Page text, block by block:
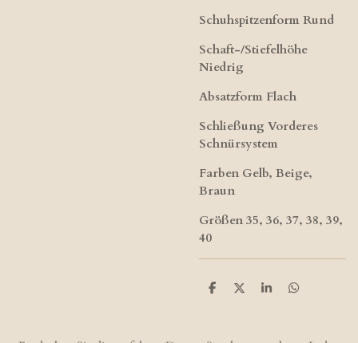
Schuhspitzenform Rund
Schaft-/Stiefelhöhe​
Niedrig
Absatzform Flach
Schließung​ Vorderes
Schnürsystem
Farben​ Gelb, Beige,
Braun
Größen 35, 36, 37, 38, 39,
40
T
e
T
T
T